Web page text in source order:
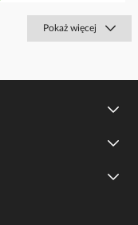
Pokaż więcej